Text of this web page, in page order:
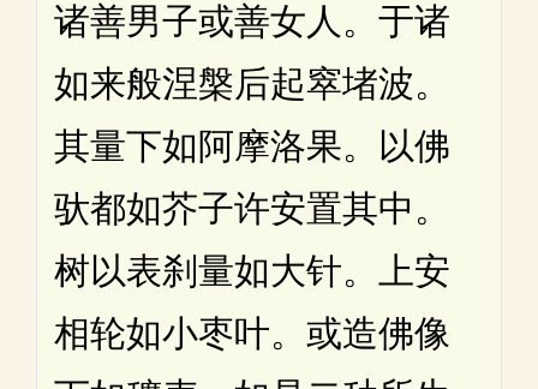
诸善男子或善女人。于诸
如来般涅槃后起窣堵波。
其量下如阿摩洛果。以佛
驮都如芥子许安置其中。
树以表刹量如大针。上安
相轮如小枣叶。或造佛像